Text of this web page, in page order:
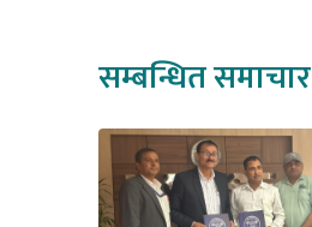
सम्बन्धित समाचार